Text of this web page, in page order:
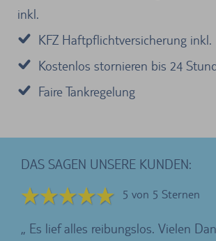
inkl.
KFZ Haftpflichtversicherung inkl.
Kostenlos stornieren bis 24
Faire Tankregelung
DAS SAGEN UNSERE KUNDEN:
5 von 5 Sternen
Es lief alles reibungslos. Vielen